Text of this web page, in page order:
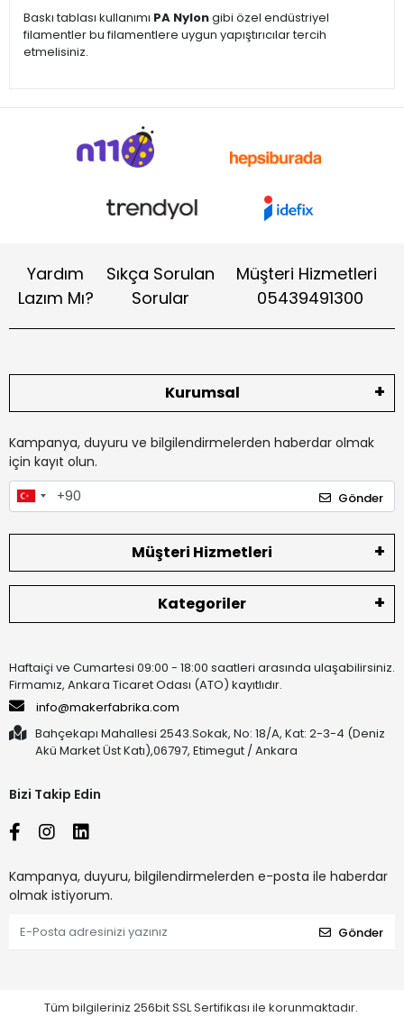
Baskı tablası kullanımı PA Nylongibi özel endüstriyel
filamentler bu filamentlere uygun yapıştırıcılar tercih
etmelisiniz.
Yardım
Lazım Mı?
Sıkça Sorulan
Sorular
Müşteri Hizmetleri
05439491300
Kurumsal
Kampanya, duyuru ve bilgilendirmelerden haberdar olmak
için kayıt olun.
Gönder
Müşteri Hizmetleri
Kategoriler
Haftaiçi ve Cumartesi 09:00 - 18:00 saatleri arasında ulaşabilirsiniz.
Firmamız, Ankara Ticaret Odası (ATO) kayıtlıdır.
info@makerfabrika.com
Bahçekapı Mahallesi 2543.Sokak, No: 18/A, Kat: 2-3-4 (Deniz
Akü Market Üst Katı),06797, Etimegut / Ankara
Bizi Takip Edin
Kampanya, duyuru, bilgilendirmelerden e-posta ile haberdar
olmak istiyorum.
Gönder
Tüm bilgileriniz 256bit SSL Sertifikası ile korunmaktadır.